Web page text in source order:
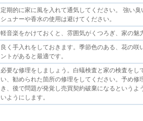
定期的に家に風を入れて通気してください。 強い
シュナーや香水の使用は避けてください。
軽音楽をかけておくと、雰囲気がくつろぎ、家の魅
良く手入れをしておきます。季節色のある、花の咲
ントがあると最適です。
必要な修理をしましょう。白蟻検査と家の検査をし
い、勧められた箇所の修理をしてください。予め修
き、後で問題が発覚し売買契約破棄になるというよ
いようにします。